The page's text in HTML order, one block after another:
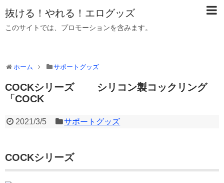
抜ける！やれる！エログッズ
このサイトでは、プロモーションを含みます。
ホーム サポートグッズ
COCKシリーズ シリコン製コックリング
「COCK
2021/3/5 サポートグッズ
COCKシリーズ